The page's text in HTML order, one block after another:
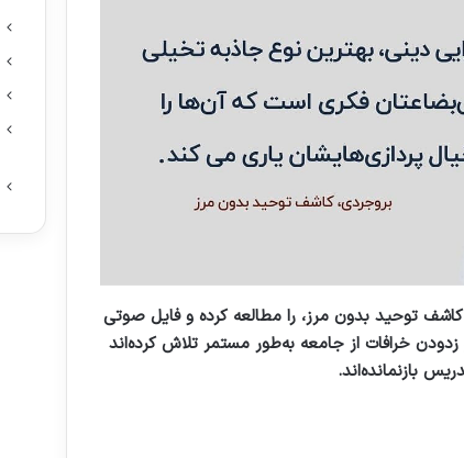
توحید بدون مرز، را مطالعه کرده و فایل صوتی
خرافات از جامعه به‌طور مستمر تلاش کرده‌اند
بازنمانده‌اند.